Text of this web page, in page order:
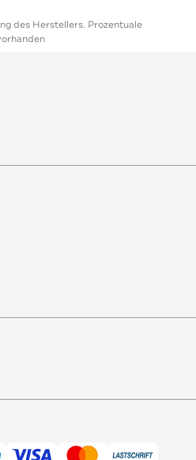
des Herstellers. Prozentuale